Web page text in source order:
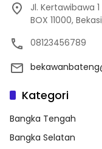
Jl. Kertawibawa
BOX 11000,
08123456789
Kategori
Bangka Tengah
Bangka Selatan